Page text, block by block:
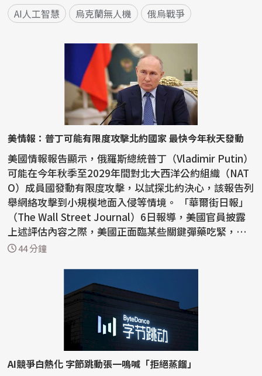
AI人工智慧 烏克蘭無人機 俄烏戰爭
美情報：普丁可能有限度攻擊北約國家 最快今年秋天發動
美國情報報告顯示，俄羅斯總統普丁（Vladimir Putin）
可能在今年秋季至2029年間對北大西洋公約組織（NAT
O）成員國發動有限度攻擊，以試探北約決心，該報告列
舉網絡攻擊到小規模地面入侵等情境。 「華爾街日報」
（The Wall Street Journal）6日報導，美國官員披露
上述評估內容之際，美國正面臨某些關鍵彈藥吃緊，
一...44 分鐘
AI競爭白熱化 字節跳動張一鳴喊「拒絕蒸餾」